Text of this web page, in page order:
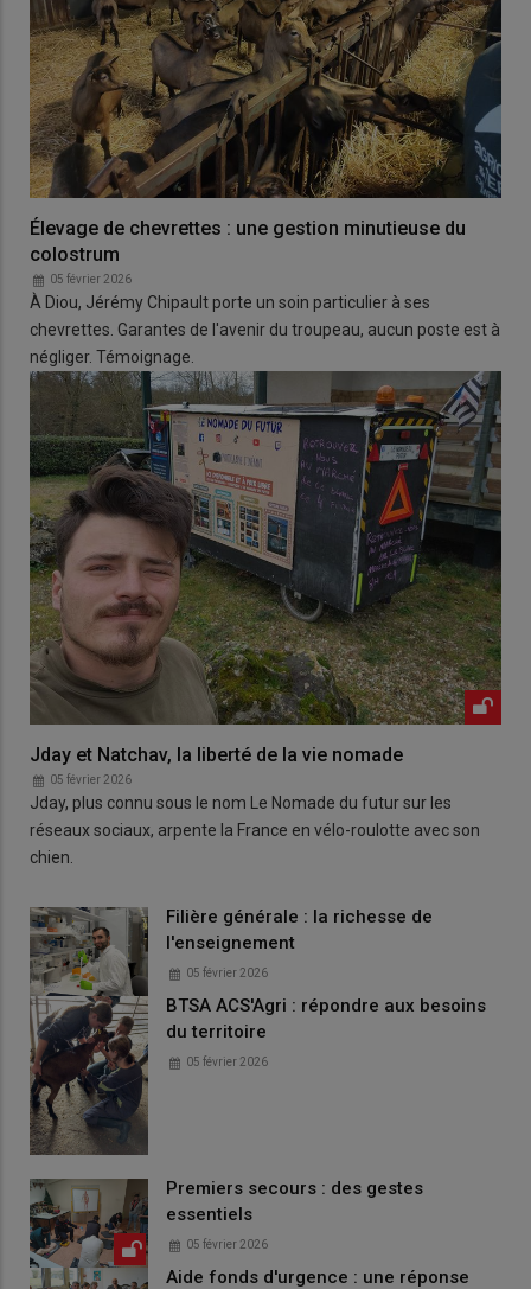
Élevage de chevrettes : une gestion minutieuse du
colostrum
05 février 2026
À Diou, Jérémy Chipault porte un soin particulier à ses
chevrettes. Garantes de l'avenir du troupeau, aucun poste est à
négliger. Témoignage.
Jday et Natchav, la liberté de la vie nomade
05 février 2026
Jday, plus connu sous le nom Le Nomade du futur sur les
réseaux sociaux, arpente la France en vélo-roulotte avec son
chien.
Filière générale : la richesse de
l'enseignement
05 février 2026
BTSA ACS'Agri : répondre aux besoins
du territoire
05 février 2026
Premiers secours : des gestes
essentiels
05 février 2026
Aide fonds d'urgence : une réponse